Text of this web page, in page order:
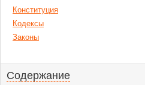
Конституция
Кодексы
Законы
Содержание